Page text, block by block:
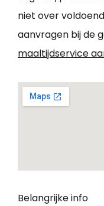
niet over
aanvragen bij de
maaltijdservice
Belangrijke info